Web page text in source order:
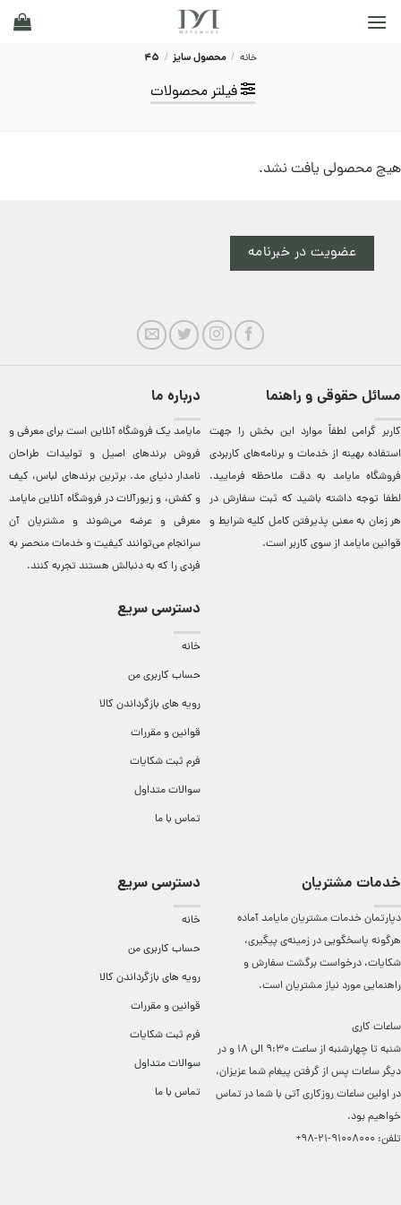
خانه / محصول سایز /
فیلتر محصولات
هیچ محصولی یافت نشد.
عضویت در خبرنامه
مسائل حقوقی و راهنما
کاربر گرامی لطفاً موارد این بخش را جهت
استفاده بهینه از خدمات و برنامه‌‏های کاربردی
فروشگاه مایامد به دقت ملاحظه فرمایید.
لطفا توجه داشته باشید که ثبت سفارش در
هر زمان به معنی پذیرفتن کامل کلیهشرایط و
قوانین مایامداز سوی کاربر است.
درباره ما
مایامد يک فروشگاه آنلاين است برای معرفی و
فروش برندهای اصيل و توليدات طراحان
نامدار دنيای مد. برترين‌ برندهای لباس، کيف
و کفش، و زيورآلات در فروشگاه آنلاين مایامد
معرفی و عرضه می‌شوند و مشتريان آن
سرانجام می‌توانند کيفيت و خدمات منحصر به
فردی را که به دنبالش هستند تجربه کنند.
دسترسی سریع
خانه
حساب کاربری من
رویه های بازگرداندن کالا
قوانین و مقررات
فرم ثبت شکایات
سوالات متداول
تماس با ما
خدمات مشتریان
دپارتمان خدمات مشتریان مایامد آماده
هرگونه پاسخگویی در زمینه‌ی پیگیری،
شکایات، درخواست برگشت سفارش و
راهنمایی مورد نیاز مشتریان است.
ساعات کاری
شنبه تا چهارشنبه از ساعت 9:30 الی 18 و در
دیگر ساعات ‌پس از گرفتن پیغام شما عزیزان،
در اولین ساعات روزکاری آتی با شما در تماس
خواهیم بود.
تلفن: 91008000-21-98+
دسترسی سریع
خانه
حساب کاربری من
رویه های بازگرداندن کالا
قوانین و مقررات
فرم ثبت شکایات
سوالات متداول
تماس با ما